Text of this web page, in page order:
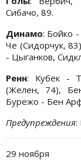
Сибачо, 89.
Динамо: Бойко
Че (Сидорчук,
- Цыганков,
Ренн: Кубек -
(Желен, 74),
Бурежо - Бен
Предупреждения:
29 ноября